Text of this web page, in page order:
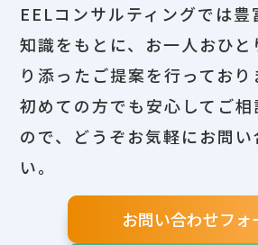
EELコンサルティングでは豊
知識をもとに、お一人おひ
り添ったご提案を行っており
初めての方でも安心してご
ので、どうぞお気軽にお問
い。
お問い合わせフォ